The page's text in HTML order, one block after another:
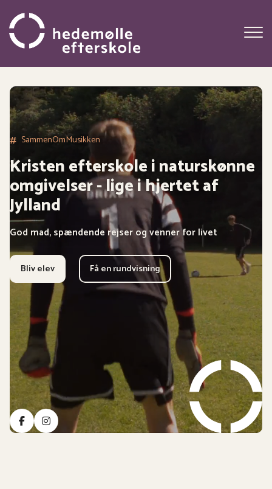
hovedindhold
# SammenOmTroen
Kristen efterskole i naturskønne
omgivelser - lige i hjertet af
Jylland
God mad, spændende rejser og venner for livet
Bliv elev Få en rundvisning